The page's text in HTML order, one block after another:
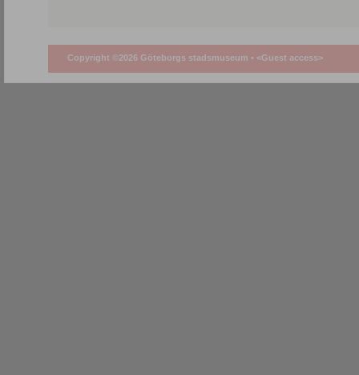
Copyright ©2026 Göteborgs stadsmuseum • <Guest access>